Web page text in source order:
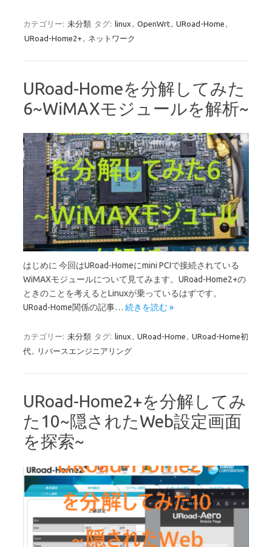
カテゴリー: 未分類 タグ: linux OpenWrt URoad-Home
URoad-Home2+
ネットワーク
URoad-Homeを分解してみた
6~WiMAXモジュールを解析~
はじめに 今回はURoad-Homeにmini PCIで接続されている
WiMAXモジュールについて見てみます。URoad-Home2+の
ときのことを考えるとLinuxが乗っているはずです。
URoad-Home関係の記事… 続きを読む »
カテゴリー: 未分類 タグ: linux , URoad-Home , URoad-Home初
代, リバースエンジニアリング
URoad-Home2+を分解してみ
た10~隠されたWeb設定画面
を探索~